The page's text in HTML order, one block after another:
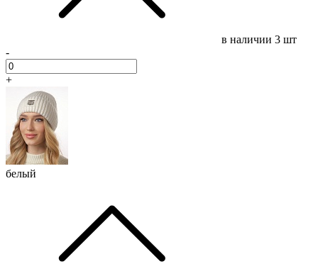
в наличии 3 шт
-
+
белый